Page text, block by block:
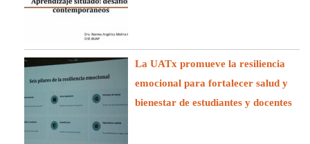
La UATx promueve la resiliencia
emocional para fortalecer salud y
bienestar de estudiantes y docentes